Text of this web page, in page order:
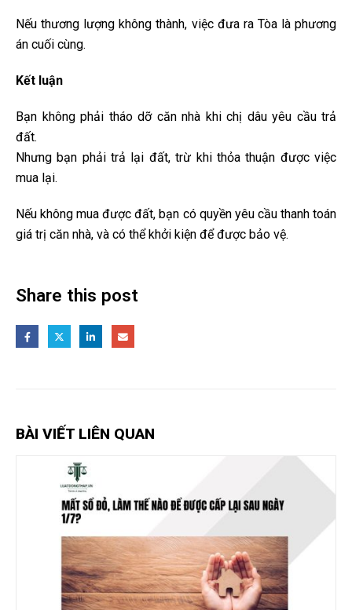
Nếu thương lượng không thành, việc đưa ra Tòa là phương
án cuối cùng.
Kết luận
Bạn không phải tháo dỡ căn nhà khi chị dâu yêu cầu trả
đất.
Nhưng bạn phải trả lại đất, trừ khi thỏa thuận được việc
mua lại.
Nếu không mua được đất, bạn có quyền yêu cầu thanh toán
giá trị căn nhà, và có thể khởi kiện để được bảo vệ.
Share this post
BÀI VIẾT LIÊN QUAN